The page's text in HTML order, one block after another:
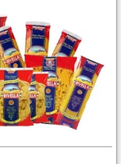
da
1,35€
a
3,65€